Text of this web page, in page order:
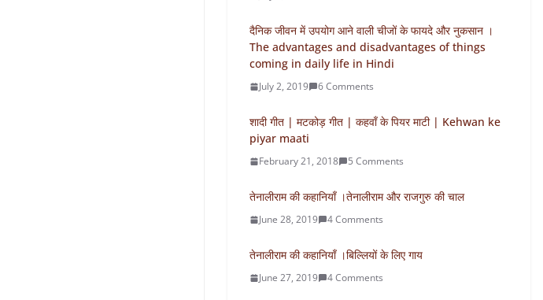
दैनिक जीवन में उपयोग आने वाली चीजों के फायदे और नुकसान ।
The advantages and disadvantages of things
coming in daily life in Hindi
July 2, 2019 6 Comments
शादी गीत | मटकोड़ गीत | कहवाँ के पियर माटी | Kehwan ke
piyar maati
February 21, 2018 5 Comments
तेनालीराम की कहानियाँ ।तेनालीराम और राजगुरु की चाल
June 28, 2019 4 Comments
तेनालीराम की कहानियाँ ।बिल्लियों के लिए गाय
June 27, 2019 4 Comments